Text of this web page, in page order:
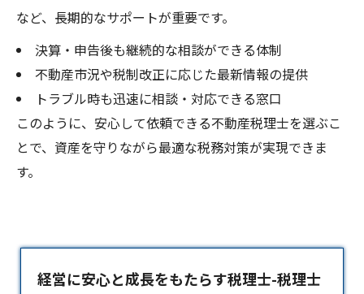
など、長期的なサポートが重要です。
決算・申告後も継続的な相談ができる体制
不動産市況や税制改正に応じた最新情報の提供
トラブル時も迅速に相談・対応できる窓口
このように、安心して依頼できる不動産税理士を選ぶこ
とで、資産を守りながら最適な税務対策が実現できま
す。
経営に安心と成長をもたらす税理士-税理士